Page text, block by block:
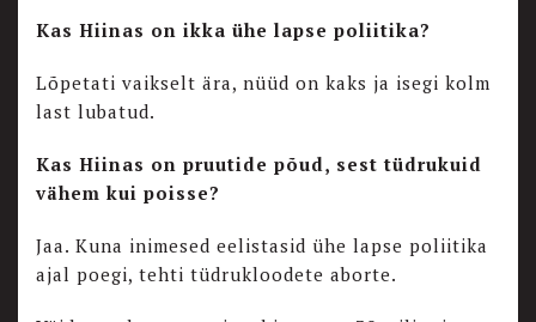
Kas Hiinas on ikka ühe lapse poliitika?
Lõpetati vaikselt ära, nüüd on kaks ja isegi kolm
last lubatud.
Kas Hiinas on pruutide põud, sest tüdrukuid
vähem kui poisse?
Jaa. Kuna inimesed eelistasid ühe lapse poliitika
ajal poegi, tehti tüdrukloodete aborte.